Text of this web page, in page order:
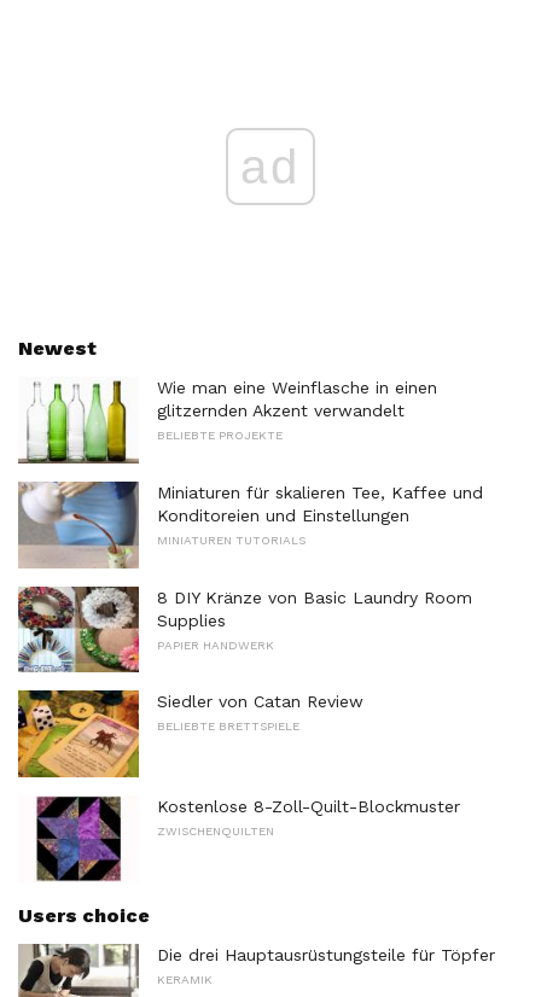
ad
Newest
Wie man eine Weinflasche in einen
glitzernden Akzent verwandelt
BELIEBTE PROJEKTE
Miniaturen für skalieren Tee, Kaffee und
Konditoreien und Einstellungen
MINIATUREN TUTORIALS
8 DIY Kränze von Basic Laundry Room
Supplies
PAPIER HANDWERK
Siedler von Catan Review
BELIEBTE BRETTSPIELE
Kostenlose 8-Zoll-Quilt-Blockmuster
ZWISCHENQUILTEN
Users choice
Die drei Hauptausrüstungsteile für Töpfer
KERAMIK